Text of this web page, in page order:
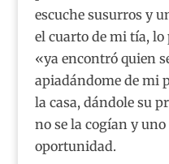
escuche susurros y
el cuarto de mi tía, lo
«ya encontró quien
apiadándome de mi
la casa, dándole su
no se la cogían y
oportunidad.